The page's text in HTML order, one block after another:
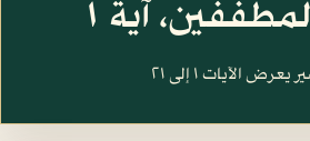
آية ١
يعرض الآيات ١ إلى ٢١